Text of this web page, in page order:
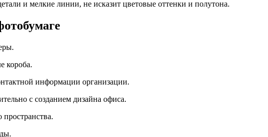
и мелкие линии, не исказит цветовые оттенки и полутона.
короба.
информации организации.
с созданием дизайна офиса.